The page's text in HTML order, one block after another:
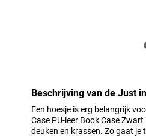
Beschrijving van de Just
Een hoesje is erg belangrijk
Case PU-leer Book Case
deuken en krassen. Zo gaat je